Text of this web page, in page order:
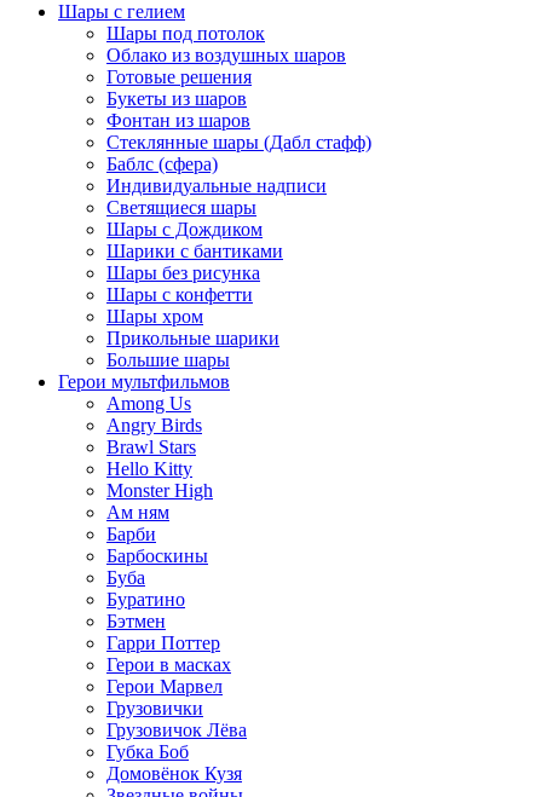
Шары с гелием
Шары под потолок
Облако из воздушных шаров
Готовые решения
Букеты из шаров
Фонтан из шаров
Стеклянные шары (Дабл стафф)
Баблс (сфера)
Индивидуальные надписи
Светящиеся шары
Шары с Дождиком
Шарики с бантиками
Шары без рисунка
Шары с конфетти
Шары хром
Прикольные шарики
Большие шары
Герои мультфильмов
Among Us
Angry Birds
Brawl Stars
Hello Kitty
Monster High
Ам ням
Барби
Барбоскины
Буба
Буратино
Бэтмен
Гарри Поттер
Герои в масках
Герои Марвел
Грузовички
Грузовичок Лёва
Губка Боб
Домовёнок Кузя